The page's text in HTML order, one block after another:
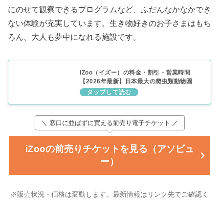
にのせて観察できるプログラムなど、ふだんなかなかでき
ない体験が充実しています。生き物好きのお子さまはもち
ろん、大人も夢中になれる施設です。
iZoo（イズー）の料金・割引・営業時間
【2026年最新】日本最大の爬虫類動物園
＼ 窓口に並ばずに買える前売り電子チケット ／
iZooの前売りチケットを見る（アソビュ
ー）
※販売状況・価格は変動します。最新情報はリンク先でご確認く